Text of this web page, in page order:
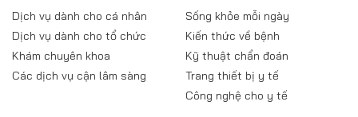
Dịch vụ dành cho cá nhân
Dịch vụ dành cho tổ chức
Khám chuyên khoa
Các dịch vụ cận lâm sàng
Sống khỏe mỗi ngày
Kiến thức về bệnh
Kỹ thuật chẩn đoán
Trang thiết bị y tế
Công nghệ cho y tế